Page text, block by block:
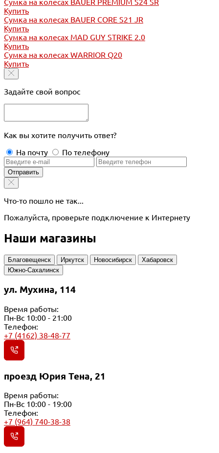
Сумка на колесах BAUER PREMIUM S24 SR
Купить
Сумка на колесах BAUER CORE S21 JR
Купить
Сумка на колесах MAD GUY STRIKE 2.0
Купить
Сумка на колесах WARRIOR Q20
Купить
Задайте свой вопрос
Как вы хотите получить ответ?
На почту
По телефону
Отправить
Что-то пошло не так...
Пожалуйста, проверьте подключение к Интернету
Наши магазины
Благовещенск Иркутск Новосибирск
Хабаровск
Южно-Сахалинск
ул. Мухина, 114
Время работы:
Пн-Вс 10:00 - 21:00
Телефон:
+7 (4162) 38-48-77
проезд Юрия Тена, 21
Время работы:
Пн-Вс 10:00 - 19:00
Телефон:
+7 (964) 740-38-38